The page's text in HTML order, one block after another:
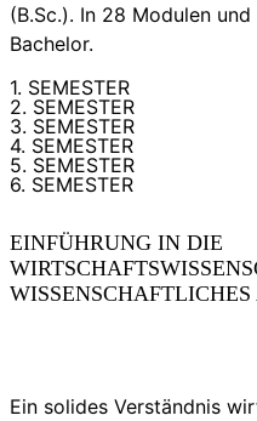
(B.Sc.). In 28 Modulen
Bachelor.
1. SEMESTER
2. SEMESTER
3. SEMESTER
4. SEMESTER
5. SEMESTER
6. SEMESTER
EINFÜHRUNG IN DIE
Ein solides Verständnis